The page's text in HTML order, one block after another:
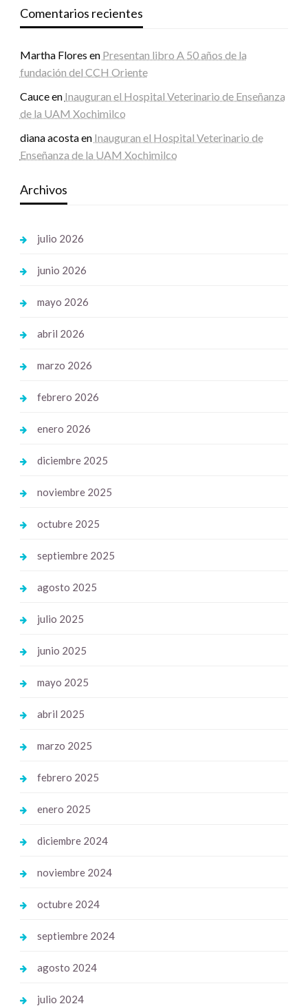
Comentarios recientes
Martha Flores en Presentan libro A 50 años de la
fundación del CCH Oriente
Cauceen Inauguran el Hospital Veterinario de Enseñanza
de la UAM Xochimilco
diana acostaen Inauguran el Hospital Veterinario de
Enseñanza de la UAM Xochimilco
Archivos
julio 2026
junio 2026
mayo 2026
abril 2026
marzo 2026
febrero 2026
enero 2026
diciembre 2025
noviembre 2025
octubre 2025
septiembre 2025
agosto 2025
julio 2025
junio 2025
mayo 2025
abril 2025
marzo 2025
febrero 2025
enero 2025
diciembre 2024
noviembre 2024
octubre 2024
septiembre 2024
agosto 2024
julio 2024